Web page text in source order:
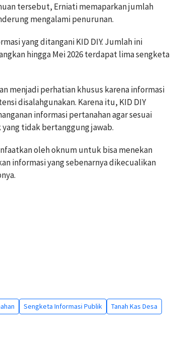
tersebut, Erniati memaparkan jumlah
mengalami penurunan.
yang ditangani KID DIY. Jumlah ini
hingga Mei 2026 terdapat lima sengketa
menjadi perhatian khusus karena informasi
disalahgunakan. Karena itu, KID DIY
informasi pertanahan agar sesuai
tidak bertanggung jawab.
oleh oknum untuk bisa menekan
informasi yang sebenarnya dikecualikan
Sengketa Informasi Publik
Tanah Kas Desa